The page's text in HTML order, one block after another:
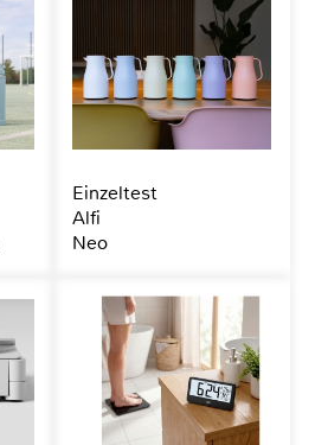
Einzeltest
Alfi
Neo